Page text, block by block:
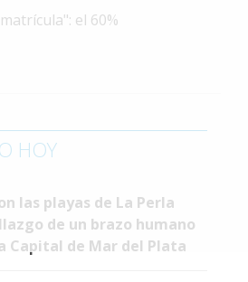
el 60%
HOY
las playas de La Perla
de un brazo humano
Capital de Mar del Plata